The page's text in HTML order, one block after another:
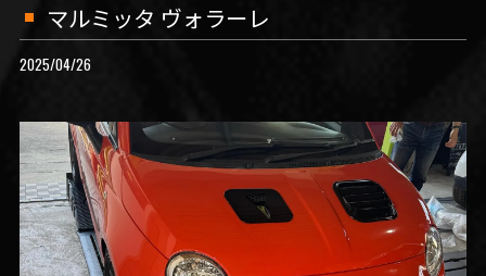
マルミッタ ヴォラーレ
2025/04/26